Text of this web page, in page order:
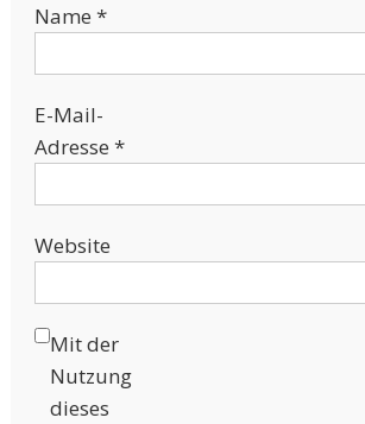
Name *
E-Mail-
Adresse *
Website
Mit der
Nutzung
dieses